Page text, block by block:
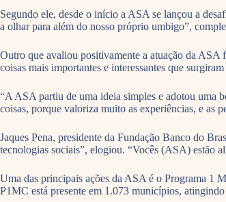
Segundo ele, desde o início a ASA se lançou a
a olhar para além do nosso próprio umbigo”,
Outro que avaliou positivamente a atuação da
coisas mais importantes e interessantes que
“A ASA partiu de uma ideia simples e adotou uma
coisas, porque valoriza muito as experiências, e as
Jaques Pena, presidente da Fundação Banco do
tecnologias sociais”, elogiou. “Vocês (ASA) estão
Uma das principais ações da ASA é o Programa 1
P1MC está presente em 1.073 municípios,